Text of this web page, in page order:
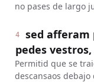
no pases de largo
4
sed
pedes
Permitid que se
descansaos debajo